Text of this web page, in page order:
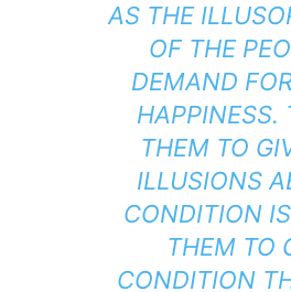
AS THE
OF THE
DEMAND
HAPPINESS.
THEM TO
ILLUSIONS
CONDITION
THEM TO
CONDITION